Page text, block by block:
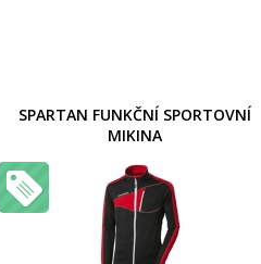
SPARTAN FUNKČNÍ SPORTOVNÍ
MIKINA